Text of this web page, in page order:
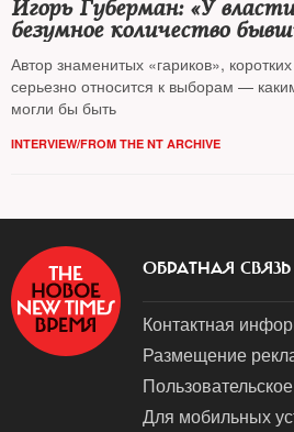
Игорь Губерман: «У
безумное количество
Автор знаменитых «гариков»,
серьезно относится к выборам —
могли бы быть
INTERVIEW/FROM THE NT ARCHIVE
ОБРАТНАЯ СВЯЗЬ
Контактная
Размещение
Для мобильных